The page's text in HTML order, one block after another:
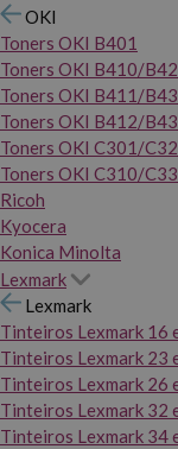
OKI
Toners OKI B401
Toners OKI B410/
Toners OKI B411/
Toners OKI B412/
Toners OKI C301/
Toners OKI C310/
Ricoh
Kyocera
Konica Minolta
Lexmark
Lexmark
Tinteiros Lexmark 16
Tinteiros Lexmark 23
Tinteiros Lexmark 26
Tinteiros Lexmark 32
Tinteiros Lexmark 34